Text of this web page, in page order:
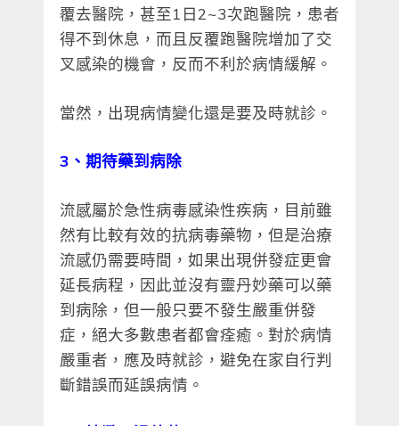
覆去醫院，甚至1日2~3次跑醫院，患者
得不到休息，而且反覆跑醫院增加了交
叉感染的機會，反而不利於病情緩解。
當然，出現病情變化還是要及時就診。
3、期待藥到病除
流感屬於急性病毒感染性疾病，目前雖
然有比較有效的抗病毒藥物，但是治療
流感仍需要時間，如果出現併發症更會
延長病程，因此並沒有靈丹妙藥可以藥
到病除，但一般只要不發生嚴重併發
症，絕大多數患者都會痊癒。對於病情
嚴重者，應及時就診，避免在家自行判
斷錯誤而延誤病情。